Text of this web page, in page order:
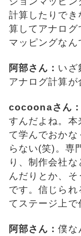
計算したりで
算してアナログ
マッピングなん
阿部さん： いざ
アナログ計算が
cocoonaさん：
すんだよね。本
て学んでおか
らない(笑)。専
り、制作会社
んだりとか、
です。信じら
てステージ上で
阿部さん：僕な